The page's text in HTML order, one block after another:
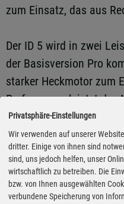
zum Einsatz, das aus
Der ID 5 wird in zwei
der Basisversion Pro
starker Heckmotor zum
Performance leistet der
bei der Topversion ID 5
kommen die beiden
Motoren auf
reicht, um in 6,3
beschleunigen. Bei
Privatsphäre-Einstellungen
Wir verwenden auf unserer
dritter. Einige von ihnen sind
sind, uns jedoch helfen, unser
wirtschaftlich zu betreiben. Die
bzw. von Ihnen ausgewählten
verbundene Speicherung von